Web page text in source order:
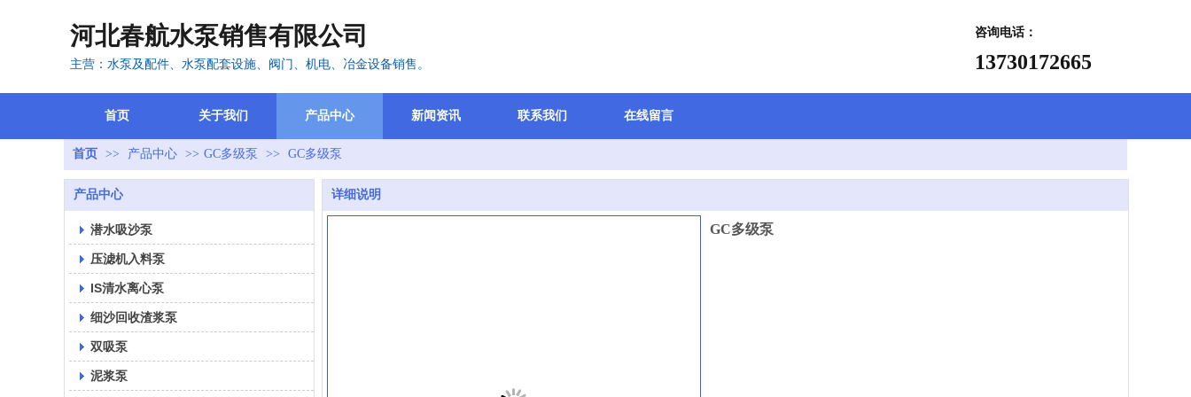
河北春航水泵销售有限公司
主营：水泵及配件、水泵配套设施、阀门、机电、冶金设备销售。
咨询电话：
13730172665
首页 关于我们 产品中心 新闻资讯 联系我们 在线留言
首页 >> 产品中心 >> GC多级泵 >> GC多级泵
产品中心
潜水吸沙泵
压滤机入料泵
IS清水离心泵
细沙回收渣浆泵
双吸泵
泥浆泵
详细说明
GC多级泵